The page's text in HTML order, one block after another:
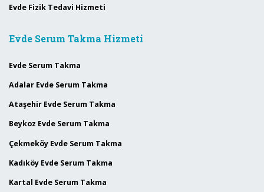
Evde Fizik Tedavi Hizmeti
Evde Serum Takma Hizmeti
Evde Serum Takma
Adalar Evde Serum Takma
Ataşehir Evde Serum Takma
Beykoz Evde Serum Takma
Çekmeköy Evde Serum Takma
Kadıköy Evde Serum Takma
Kartal Evde Serum Takma